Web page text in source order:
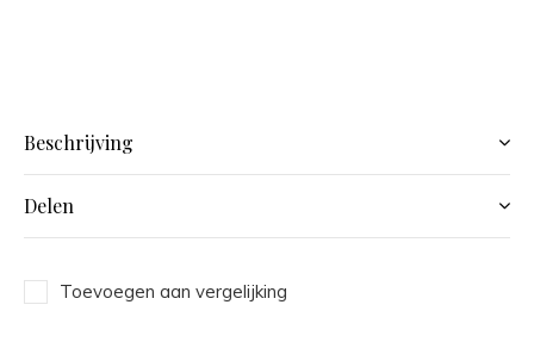
Beschrijving
Delen
Toevoegen aan vergelijking